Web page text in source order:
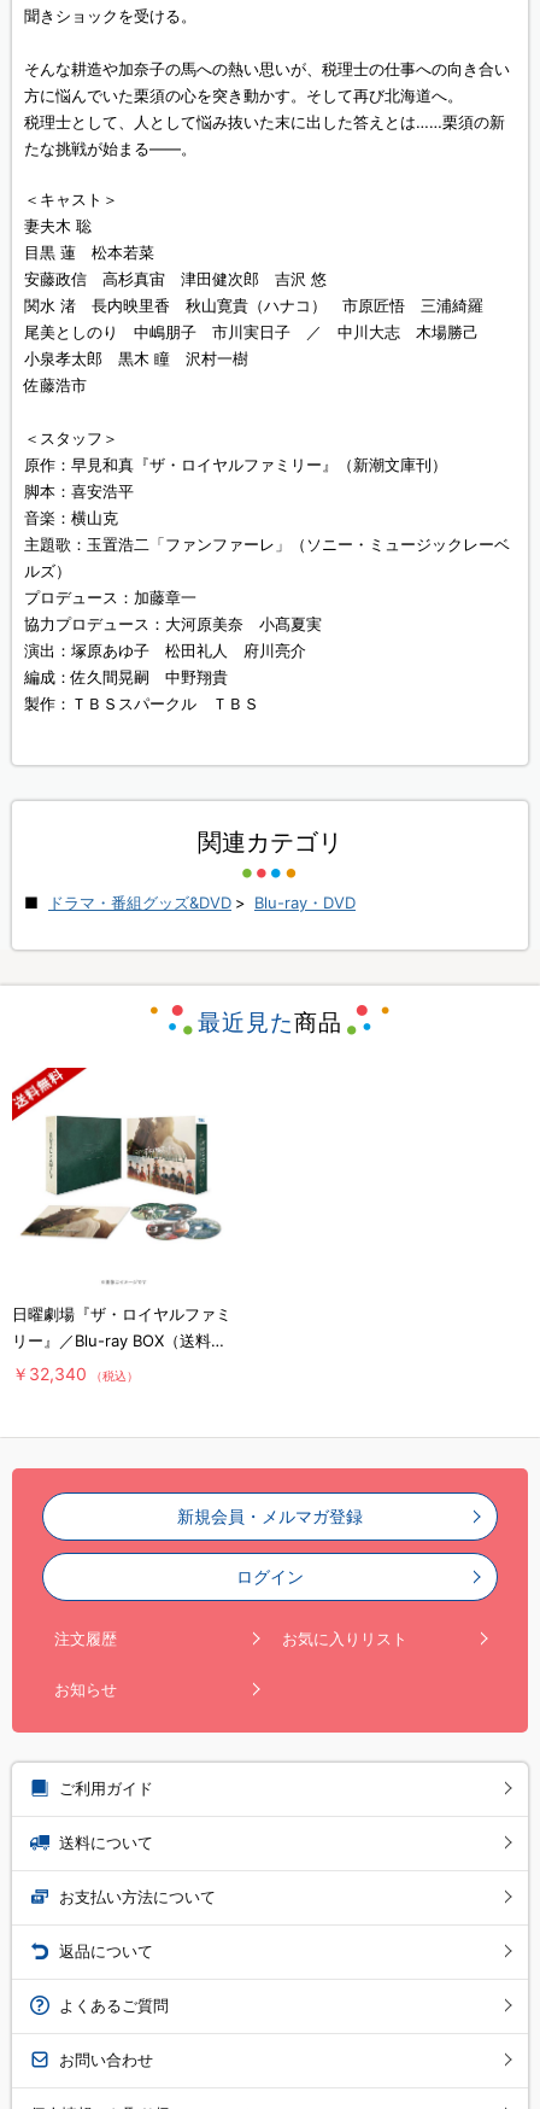
聞きショックを受ける。
そんな耕造や加奈子の馬への熱い思いが、税理士の仕事への向き合い
方に悩んでいた栗須の心を突き動かす。そして再び北海道へ。
税理士として、人として悩み抜いた末に出した答えとは……栗須の新
たな挑戦が始まる――。
＜キャスト＞
妻夫木 聡
目黒 蓮 松本若菜
安藤政信 高杉真宙 津田健次郎 吉沢 悠
関水 渚 長内映里香 秋山寛貴（ハナコ） 市原匠悟 三浦綺羅
尾美としのり 中嶋朋子 市川実日子 ／ 中川大志 木場勝己
小泉孝太郎 黒木 瞳 沢村一樹
佐藤浩市
＜スタッフ＞
原作：早見和真『ザ・ロイヤルファミリー』（新潮文庫刊）
脚本：喜安浩平
音楽：横山克
主題歌：玉置浩二「ファンファーレ」（ソニー・ミュージックレーベ
ルズ）
プロデュース：加藤章一
協力プロデュース：大河原美奈 小髙夏実
演出：塚原あゆ子 松田礼人 府川亮介
編成：佐久間晃嗣 中野翔貴
製作：ＴＢＳスパークル ＴＢＳ
関連カテゴリ
ドラマ・番組グッズ&DVD > Blu-ray・DVD
最近見た商品
日曜劇場『ザ・ロイヤルファミ
リー』／Blu-ray BOX（送料無
料・4枚組）
￥32,340 （税込）
新規会員・メルマガ登録
ログイン
注文履歴 お気に入りリスト
お知らせ
ご利用ガイド
送料について
お支払い方法について
返品について
よくあるご質問
お問い合わせ